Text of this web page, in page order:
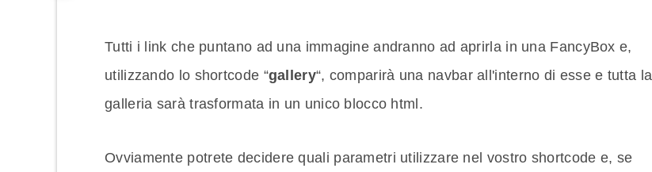
Tutti i link che puntano ad una immagine andranno ad aprirla in una FancyBox e,
utilizzando lo shortcode “gallery“, comparirà una navbar all'interno di esse e tutta la
galleria sarà trasformata in un unico blocco html.
Ovviamente potrete decidere quali parametri utilizzare nel vostro shortcode e, se